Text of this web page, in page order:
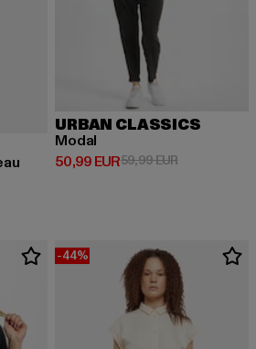
49,99 EUR
URBAN CLASSICS
Modal
50,99 EUR
Derzeitiger Preis: 50,99 EUR
59,99 EURAktionspreis:
-44%